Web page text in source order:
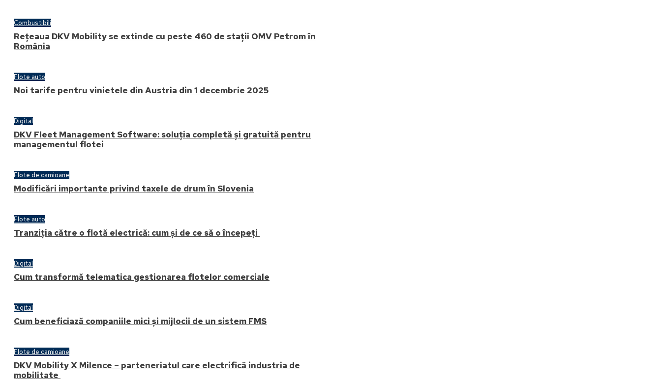
Combustibili
Rețeaua DKV Mobility se extinde cu peste 460 de stații OMV Petrom în
România
Flote auto
Noi tarife pentru vinietele din Austria din 1 decembrie 2025
Digital
DKV Fleet Management Software: soluția completă și gratuită pentru
managementul flotei
Flote de camioane
Modificări importante privind taxele de drum în Slovenia
Flote auto
Tranziția către o flotă electrică: cum și de ce să o începeți
Digital
Cum transformă telematica gestionarea flotelor comerciale
Digital
Cum beneficiază companiile mici și mijlocii de un sistem FMS
Flote de camioane
DKV Mobility X Milence – parteneriatul care electrifică industria de
mobilitate